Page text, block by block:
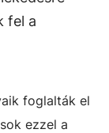
fel a
foglalták el
ezzel a